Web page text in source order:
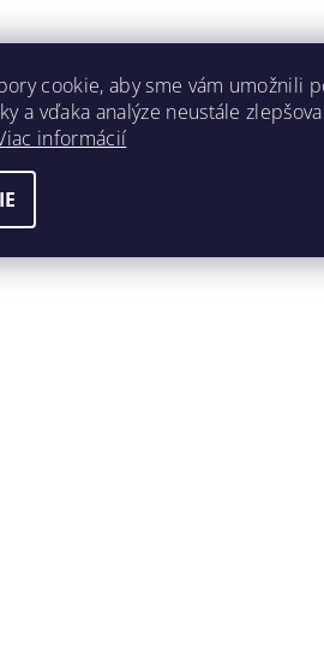
cookie, aby sme vám umožnili
a vďaka analýze neustále
informácií